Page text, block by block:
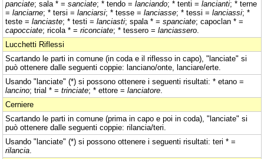
panciate; sala * = sanciate; * tendo = lanciando; * tenti = lancianti; * terne
= lanciarne; * tersi = lanciarsi; * tesse = lanciasse; * tessi = lanciassi; *
teste = lanciaste; * testi = lanciasti; spala * = spanciate; capoclan * =
capocciate; ricola * = riconciate; * tessero = lanciassero
Lucchetti Riflessi
Scartando le parti in comune (in coda e il riflesso in capo), "lanciate" si
può ottenere dalle seguenti coppie: lanciano/onte, lanciare/erte.
Usando "lanciate" (*) si possono ottenere i seguenti risultati: * etano =
lancino; trial * = trinciate; * ettore = lanciatore
Cerniere
Scartando le parti in comune (prima in capo e poi in coda), "lanciate" si
può ottenere dalle seguenti coppie: rilancia/teri.
Usando "lanciate" (*) si possono ottenere i seguenti risultati: teri * =
rilancia